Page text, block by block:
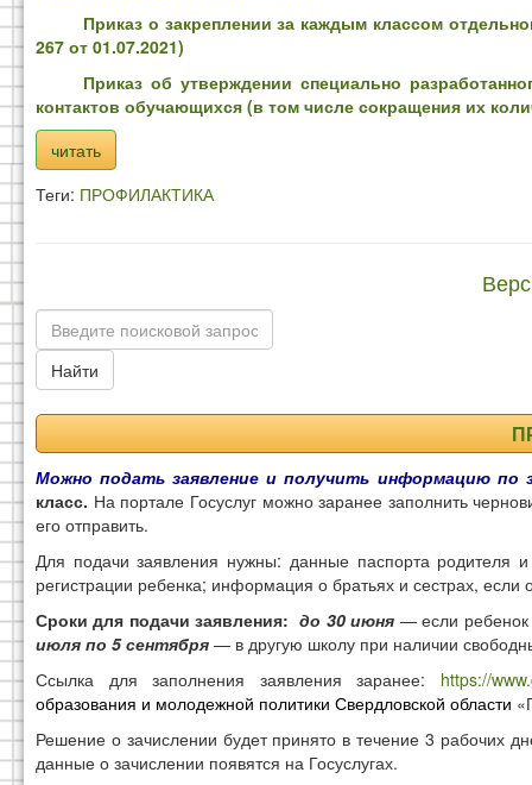
Приказ о закреплении за каждым классом
267 от 01.07.2021)
Приказ об утверждении специально
контактов обучающихся (в том числе сокращения их
читать
Теги: ПРОФИЛАКТИКА
Найти
Можно подать заявление и получить информацию по
класс. На портале Госуслуг можно заранее заполнить
его отправить.
Для подачи заявления нужны: данные паспорта родителя
регистрации ребенка; информация о братьях и сестрах,
Сроки для подачи заявления:до 30 июня — если ребенок
июля по 5 сентября — в другую школу при наличии
Ссылка для заполнения заявления заранее: https://
образования и молодежной политики Свердловской области
Решение о зачислении будет принято в течение 3 рабочих
данные о зачислении появятся на Госуслугах.